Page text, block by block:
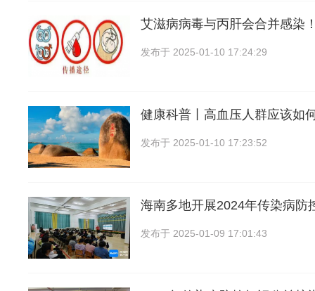
艾滋病病毒与丙肝会合并感染
发布于 2025-01-10 17:24:29
健康科普丨高血压人群应该如
发布于 2025-01-10 17:23:52
海南多地开展2024年传染病防
发布于 2025-01-09 17:01:43